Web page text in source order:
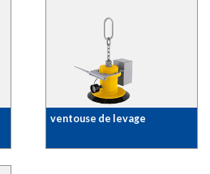
ventouse de levage